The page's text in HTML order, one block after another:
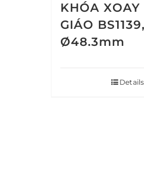
KHÓA XOAY
GIÁO BS1139,
Ø48.3mm
Details